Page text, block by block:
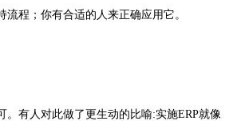
流程；你有合适的人来正确应用它。
。有人对此做了更生动的比喻:实施ERP就像